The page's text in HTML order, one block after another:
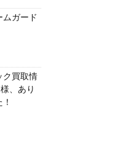
ムガード
ク買取情
、あり